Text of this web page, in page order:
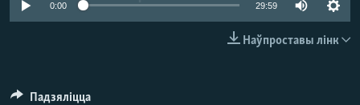
КУЛЬТУРА
МОВА0:00 29:59
Наўпроставы лінк
Падзяліцца